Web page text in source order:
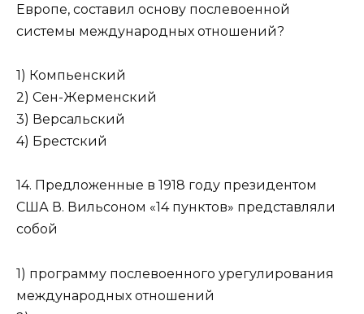
Европе, составил основу по­слевоенной
системы международных отношений?
1) Компьенский
2) Сен-Жерменский
3) Версальский
4) Брестский
14. Предложенные в 1918 году президентом
США В. Вильсо­ном «14 пунктов» представляли
собой
1) программу послевоенного урегулирования
международ­ных отношений